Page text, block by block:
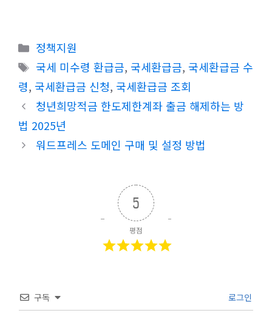
카
테
고
리
정책지원
태
그
국세 미수령 환급금, 국세환급금, 국세환급금 수
령, 국세환급금 신청, 국세환급금 조회
청년희망적금 한도제한계좌 출금 해제하는 방
법 2025년
워드프레스 도메인 구매 및 설정 방법
5
평점
구독 로그인